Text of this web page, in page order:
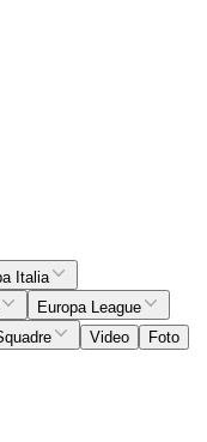
Italia
Europa League
Video
Foto